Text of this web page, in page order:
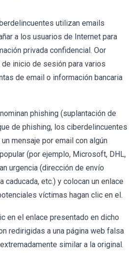
utilizan emails
a los usuarios de Internet para
privada confidencial. Oor
inicio de sesión para varios
de email o información bancaria
phishing (suplantación de
de phishing, los ciberdelincuentes
mensaje por email con algún
(por ejemplo, Microsoft, DHL,
urgencia (dirección de envío
caducada, etc.) y colocan un enlace
víctimas hagan clic en el.
en el enlace presentado en dicho
redirigidas a una página web falsa
similar a la original.